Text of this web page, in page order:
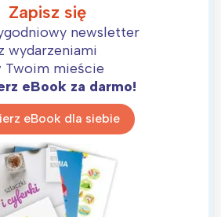
Zapisz się
newsletter
wydarzeniami
Twoim mieście
eBook za darmo!
eBook dla siebie